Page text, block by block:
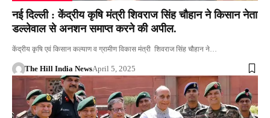
नई दिल्ली : केंद्रीय कृषि मंत्री शिवराज सिंह चौहान ने किसान नेता
डल्लेवाल से अनशन समाप्त करने की अपील.
केंद्रीय कृषि एवं किसान कल्याण व ग्रामीण विकास मंत्री शिवराज सिंह चौहान ने…
The Hill India NewsApril 5, 2025